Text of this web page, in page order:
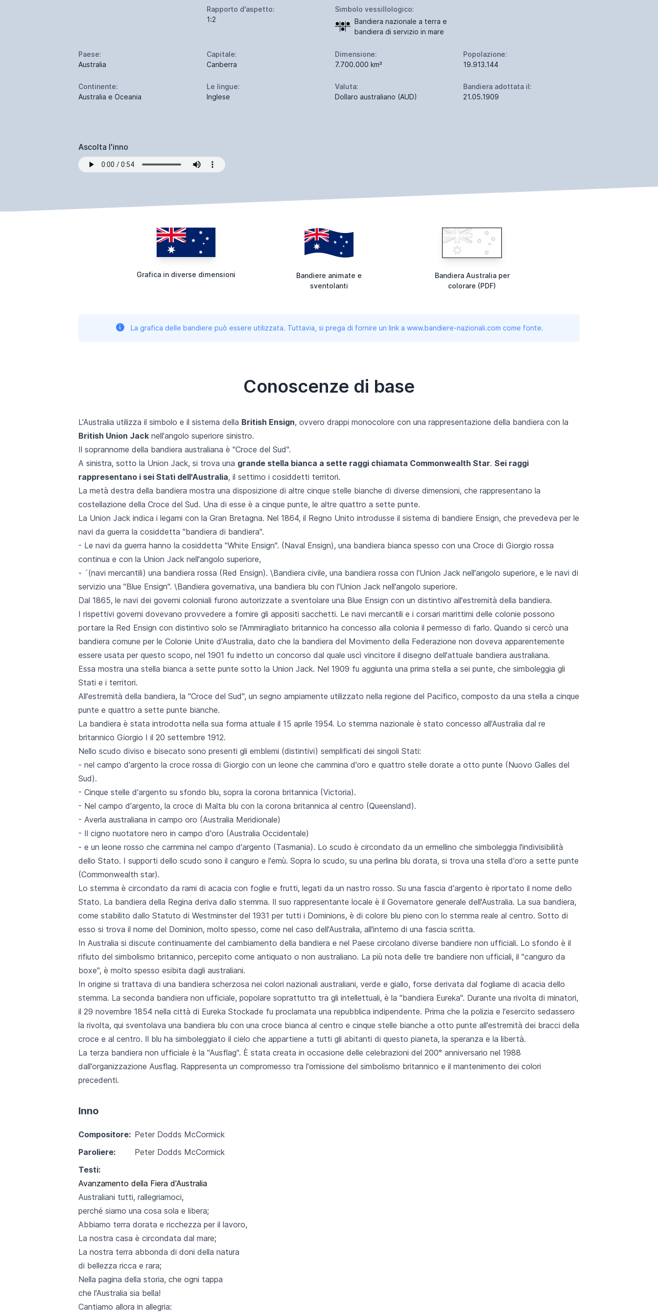
Rapporto d'aspetto:
1:2
Simbolo vessillologico:
Bandiera nazionale a terra e
bandiera di servizio in mare
Paese:
Australia
Capitale:
Canberra
Dimensione:
7.700.000 km²
Popolazione:
19.913.144
Continente:
Australia e Oceania
Le lingue:
Inglese
Valuta:
Dollaro australiano (AUD)
Bandiera adottata il:
21.05.1909
Ascolta l'inno
Grafica in diverse dimensioni
Bandiere animate e
sventolanti
Bandiera Australia per
colorare (PDF)
La grafica delle bandiere può essere utilizzata. Tuttavia, si prega di fornire un link a www.bandiere-nazionali.com come fonte.
Conoscenze di base
L'Australia utilizza il simbolo e il sistema della British Ensign, ovvero drappi monocolore con una rappresentazione della bandiera con la
British Union Jack nell'angolo superiore sinistro.
Il soprannome della bandiera australiana è "Croce del Sud".
A sinistra, sotto la Union Jack, si trova una grande stella bianca a sette raggi chiamata Commonwealth Star. Sei raggi
rappresentano i sei Stati dell'Australia, il settimo i cosiddetti territori.
La metà destra della bandiera mostra una disposizione di altre cinque stelle bianche di diverse dimensioni, che rappresentano la
costellazione della Croce del Sud. Una di esse è a cinque punte, le altre quattro a sette punte.
La Union Jack indica i legami con la Gran Bretagna. Nel 1864, il Regno Unito introdusse il sistema di bandiere Ensign, che prevedeva per le
navi da guerra la cosiddetta "bandiera di bandiera".
- Le navi da guerra hanno la cosiddetta "White Ensign". (Naval Ensign), una bandiera bianca spesso con una Croce di Giorgio rossa
continua e con la Union Jack nell'angolo superiore,
- ´(navi mercantili) una bandiera rossa (Red Ensign). \Bandiera civile, una bandiera rossa con l'Union Jack nell'angolo superiore, e le navi di
servizio una "Blue Ensign". \Bandiera governativa, una bandiera blu con l'Union Jack nell'angolo superiore.
Dal 1865, le navi dei governi coloniali furono autorizzate a sventolare una Blue Ensign con un distintivo all'estremità della bandiera.
I rispettivi governi dovevano provvedere a fornire gli appositi sacchetti. Le navi mercantili e i corsari marittimi delle colonie possono
portare la Red Ensign con distintivo solo se l'Ammiragliato britannico ha concesso alla colonia il permesso di farlo. Quando si cercò una
bandiera comune per le Colonie Unite d'Australia, dato che la bandiera del Movimento della Federazione non doveva apparentemente
essere usata per questo scopo, nel 1901 fu indetto un concorso dal quale uscì vincitore il disegno dell'attuale bandiera australiana.
Essa mostra una stella bianca a sette punte sotto la Union Jack. Nel 1909 fu aggiunta una prima stella a sei punte, che simboleggia gli
Stati e i territori.
All'estremità della bandiera, la "Croce del Sud", un segno ampiamente utilizzato nella regione del Pacifico, composto da una stella a cinque
punte e quattro a sette punte bianche.
La bandiera è stata introdotta nella sua forma attuale il 15 aprile 1954. Lo stemma nazionale è stato concesso all'Australia dal re
britannico Giorgio I il 20 settembre 1912.
Nello scudo diviso e bisecato sono presenti gli emblemi (distintivi) semplificati dei singoli Stati:
- nel campo d'argento la croce rossa di Giorgio con un leone che cammina d'oro e quattro stelle dorate a otto punte (Nuovo Galles del
Sud).
- Cinque stelle d'argento su sfondo blu, sopra la corona britannica (Victoria).
- Nel campo d'argento, la croce di Malta blu con la corona britannica al centro (Queensland).
- Averla australiana in campo oro (Australia Meridionale)
- Il cigno nuotatore nero in campo d'oro (Australia Occidentale)
- e un leone rosso che cammina nel campo d'argento (Tasmania). Lo scudo è circondato da un ermellino che simboleggia l'indivisibilità
dello Stato. I supporti dello scudo sono il canguro e l'emù. Sopra lo scudo, su una perlina blu dorata, si trova una stella d'oro a sette punte
(Commonwealth star).
Lo stemma è circondato da rami di acacia con foglie e frutti, legati da un nastro rosso. Su una fascia d'argento è riportato il nome dello
Stato. La bandiera della Regina deriva dallo stemma. Il suo rappresentante locale è il Governatore generale dell'Australia. La sua bandiera,
come stabilito dallo Statuto di Westminster del 1931 per tutti i Dominions, è di colore blu pieno con lo stemma reale al centro. Sotto di
esso si trova il nome del Dominion, molto spesso, come nel caso dell'Australia, all'interno di una fascia scritta.
In Australia si discute continuamente del cambiamento della bandiera e nel Paese circolano diverse bandiere non ufficiali. Lo sfondo è il
rifiuto del simbolismo britannico, percepito come antiquato o non australiano. La più nota delle tre bandiere non ufficiali, il "canguro da
boxe", è molto spesso esibita dagli australiani.
In origine si trattava di una bandiera scherzosa nei colori nazionali australiani, verde e giallo, forse derivata dal fogliame di acacia dello
stemma. La seconda bandiera non ufficiale, popolare soprattutto tra gli intellettuali, è la "bandiera Eureka". Durante una rivolta di minatori,
il 29 novembre 1854 nella città di Eureka Stockade fu proclamata una repubblica indipendente. Prima che la polizia e l'esercito sedassero
la rivolta, qui sventolava una bandiera blu con una croce bianca al centro e cinque stelle bianche a otto punte all'estremità dei bracci della
croce e al centro. Il blu ha simboleggiato il cielo che appartiene a tutti gli abitanti di questo pianeta, la speranza e la libertà.
La terza bandiera non ufficiale è la "Ausflag". È stata creata in occasione delle celebrazioni del 200° anniversario nel 1988
dall'organizzazione Ausflag. Rappresenta un compromesso tra l'omissione del simbolismo britannico e il mantenimento dei colori
precedenti.
Inno
Compositore: Peter Dodds McCormick
Paroliere:
Peter Dodds McCormick
Testi:
Avanzamento della Fiera d'Australia
Australiani tutti, rallegriamoci,
perché siamo una cosa sola e libera;
Abbiamo terra dorata e ricchezza per il lavoro,
La nostra casa è circondata dal mare;
La nostra terra abbonda di doni della natura
di bellezza ricca e rara;
Nella pagina della storia, che ogni tappa
che l'Australia sia bella!
Cantiamo allora in allegria: